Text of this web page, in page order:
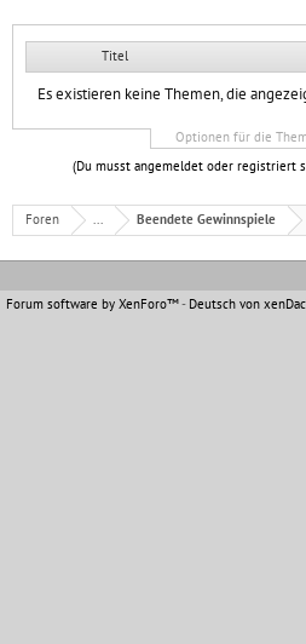
Titel
Es existieren keine Themen, die
Optionen für die
(Du musst angemeldet oder registriert
Foren ... Beendete Gewinnspiele
Forum software by XenForo™- Deutsch von